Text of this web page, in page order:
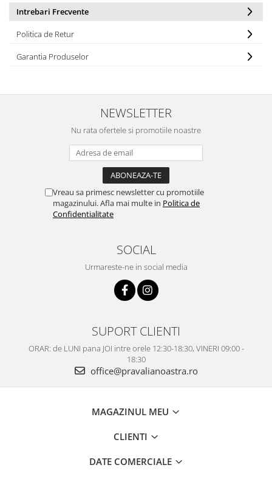
Intrebari Frecvente
Politica de Retur
Garantia Produselor
NEWSLETTER
Nu rata ofertele si promotiile noastre
Vreau sa primesc newsletter cu promotiile
magazinului. Afla mai multe in Politica de
Confidentialitate
SOCIAL
Urmareste-ne in social media
SUPORT CLIENTI
ORAR: de LUNI pana JOI intre orele 12:30-18:30, VINERI 09:00 -
18:30
office@pravalianoastra.ro
MAGAZINUL MEU
CLIENTI
DATE COMERCIALE